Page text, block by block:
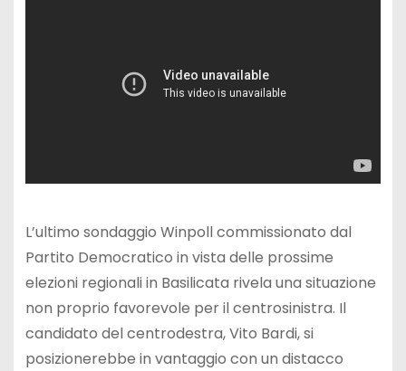
L’ultimo sondaggio Winpoll commissionato dal
Partito Democratico in vista delle prossime
elezioni regionali in Basilicata rivela una situazione
non proprio favorevole per il centrosinistra. Il
candidato del centrodestra, Vito Bardi, si
posizionerebbe in vantaggio con un distacco